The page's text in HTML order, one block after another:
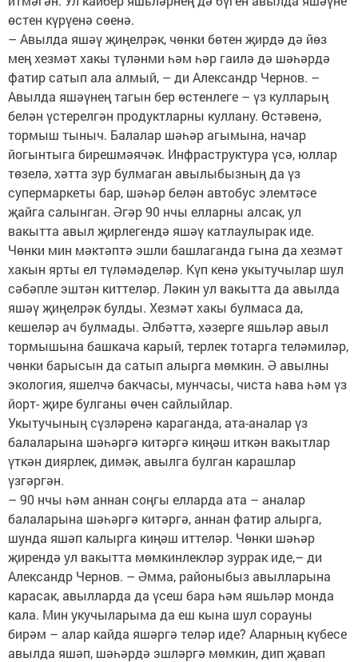
өстен күрүенә сөенә.
– Авылда яшәү җиңелрәк, чөнки бөтен җирдә дә йөз
мең хезмәт хакы түләнми һәм һәр гаилә дә шәһәрдә
фатир сатып ала алмый, – ди Александр Чернов. –
Авылда яшәүнең тагын бер өстенлеге – үз кулларың
белән үстерелгән продуктларны куллану. Өстәвенә,
тормыш тыныч. Балалар шәһәр агымына, начар
йогынтыга бирешмәячәк. Инфраструктура үсә, юллар
төзелә, хәтта зур булмаган авылыбызның да үз
супермаркеты бар, шәһәр белән автобус элемтәсе
җайга салынган. Әгәр 90 нчы елларны алсак, ул
вакытта авыл җирлегендә яшәү катлаулырак иде.
Чөнки мин мәктәптә эшли башлаганда гына да хезмәт
хакын ярты ел түләмәделәр. Күп кенә укытучылар шул
сәбәпле эштән киттеләр. Ләкин ул вакытта да авылда
яшәү җиңелрәк булды. Хезмәт хакы булмаса да,
кешеләр ач булмады. Әлбәттә, хәзерге яшьләр авыл
тормышына башкача карый, терлек тотарга теләмиләр,
чөнки барысын да сатып алырга мөмкин. Ә авылны
экология, яшелчә бакчасы, мунчасы, чиста һава һәм үз
йорт- җире булганы өчен сайлыйлар.
Укытучының сүзләренә караганда, ата-аналар үз
балаларына шәһәргә китәргә киңәш иткән вакытлар
үткән диярлек, димәк, авылга булган карашлар
үзгәргән.
– 90 нчы һәм аннан соңгы елларда ата – аналар
балаларына шәһәргә китәргә, аннан фатир алырга,
шунда яшәп калырга киңәш иттеләр. Чөнки шәһәр
җирендә ул вакытта мөмкинлекләр зуррак иде,– ди
Александр Чернов. – Әмма, районыбыз авылларына
карасак, авылларда да үсеш бара һәм яшьләр монда
кала. Мин укучыларыма да еш кына шул сорауны
бирәм – алар кайда яшәргә теләр иде? Аларның күбесе
авылда яшәп, шәһәрдә эшләргә мөмкин, дип җавап